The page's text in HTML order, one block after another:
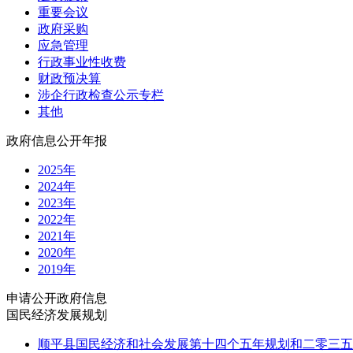
重要会议
政府采购
应急管理
行政事业性收费
财政预决算
涉企行政检查公示专栏
其他
政府信息公开年报
2025年
2024年
2023年
2022年
2021年
2020年
2019年
申请公开政府信息
国民经济发展规划
顺平县国民经济和社会发展第十四个五年规划和二零三